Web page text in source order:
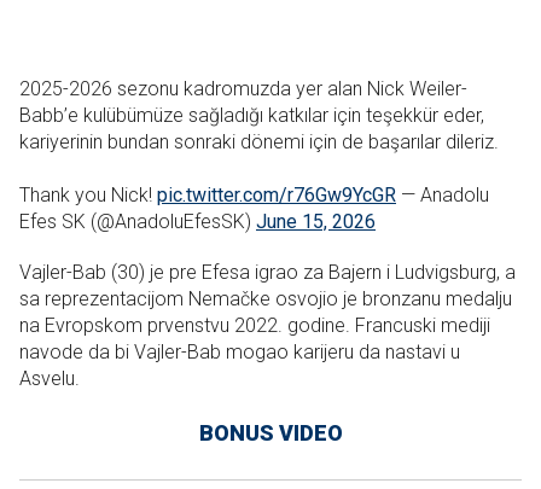
2025-2026 sezonu kadromuzda yer alan Nick Weiler-
Babb’e kulübümüze sağladığı katkılar için teşekkür eder,
kariyerinin bundan sonraki dönemi için de başarılar dileriz.
Thank you Nick! pic.twitter.com/r76Gw9YcGR — Anadolu
Efes SK (@AnadoluEfesSK) June 15, 2026
Vajler-Bab (30) je pre Efesa igrao za Bajern i Ludvigsburg, a
sa reprezentacijom Nemačke osvojio je bronzanu medalju
na Evropskom prvenstvu 2022. godine. Francuski mediji
navode da bi Vajler-Bab mogao karijeru da nastavi u
Asvelu.
BONUS VIDEO